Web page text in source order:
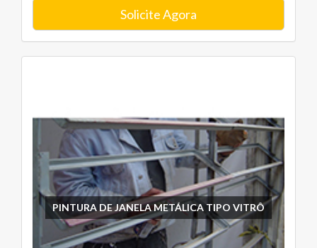
Solicite Agora
PINTURA DE JANELA METÁLICA TIPO VITRÔ